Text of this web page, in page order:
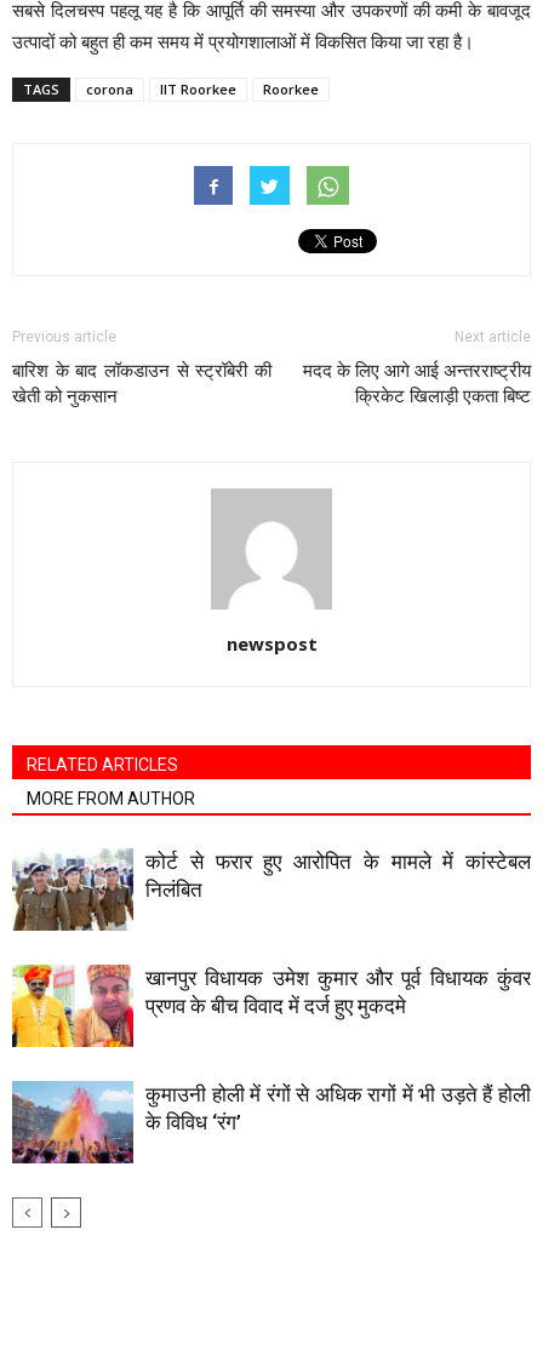
सबसे दिलचस्प पहलू यह है कि आपूर्ति की समस्या और उपकरणों की कमी के बावजूद
उत्पादों को बहुत ही कम समय में प्रयोगशालाओं में विकसित किया जा रहा है।
TAGS corona IIT Roorkee Roorkee
Previous article
बारिश के बाद लॉकडाउन से स्ट्रॉबेरी की
खेती को नुकसान
Next article
मदद के लिए आगे आई अन्तरराष्ट्रीय
क्रिकेट खिलाड़ी एकता बिष्ट
newspost
RELATED ARTICLES
MORE FROM AUTHOR
कोर्ट से फरार हुए आरोपित के मामले में कांस्टेबल
निलंबित
खानपुर विधायक उमेश कुमार और पूर्व विधायक कुंवर
प्रणव के बीच विवाद में दर्ज हुए मुकदमे
कुमाउनी होली में रंगों से अधिक रागों में भी उड़ते हैं होली
के विविध ‘रंग’